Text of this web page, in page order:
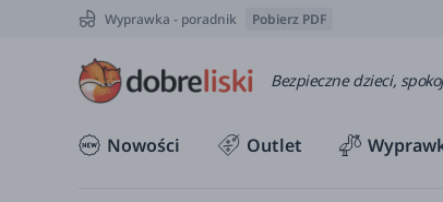
Wyprawka - poradnik Pobierz PDF
Bezpieczne dzieci,
Nowości Outlet